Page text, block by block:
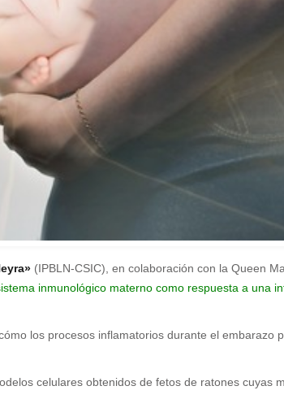
(IPBLN-CSIC), en colaboración con la Queen
inmunológico materno como respuesta a una
los procesos inflamatorios durante el embarazo
celulares obtenidos de fetos de ratones cuyas